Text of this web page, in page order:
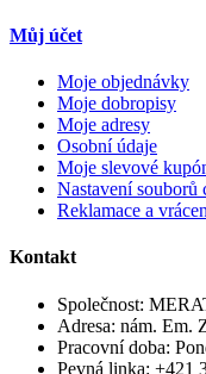
Můj účet
Moje objednávky
Moje dobropisy
Moje adresy
Osobní údaje
Moje slevové
Nastavení souborů
Reklamace a
Kontakt
Společnost:
Adresa: nám. Em.
Pracovní doba:
Pevná linka: +421